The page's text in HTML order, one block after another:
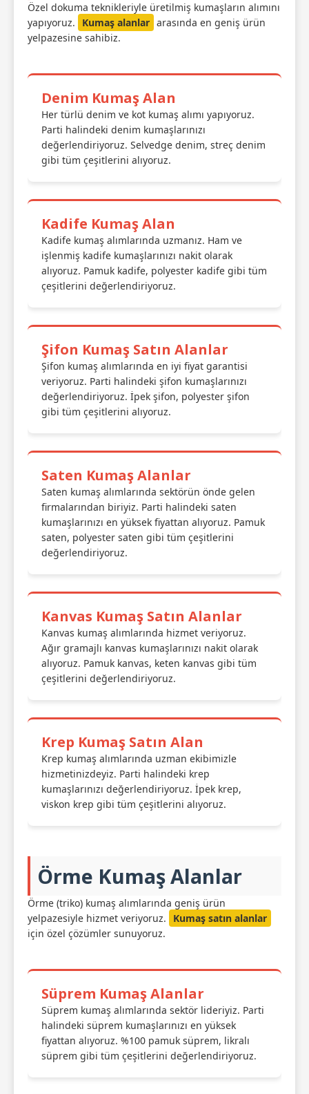
Özel dokuma teknikleriyle üretilmiş kumaşların alımını
yapıyoruz.
Kumaş alanlar arasında en geniş ürün
yelpazesine sahibiz.
Denim Kumaş Alan
Her türlü denim ve kot kumaş alımı yapıyoruz.
Parti halindeki denim kumaşlarınızı
değerlendiriyoruz. Selvedge denim, streç denim
gibi tüm çeşitlerini alıyoruz.
Kadife Kumaş Alan
Kadife kumaş alımlarında uzmanız. Ham ve
işlenmiş kadife kumaşlarınızı nakit olarak
alıyoruz. Pamuk kadife, polyester kadife gibi tüm
çeşitlerini değerlendiriyoruz.
Şifon Kumaş Satın Alanlar
Şifon kumaş alımlarında en iyi fiyat garantisi
veriyoruz. Parti halindeki şifon kumaşlarınızı
değerlendiriyoruz. İpek şifon, polyester şifon
gibi tüm çeşitlerini alıyoruz.
Saten Kumaş Alanlar
Saten kumaş alımlarında sektörün önde gelen
firmalarından biriyiz. Parti halindeki saten
kumaşlarınızı en yüksek fiyattan alıyoruz. Pamuk
saten, polyester saten gibi tüm çeşitlerini
değerlendiriyoruz.
Kanvas Kumaş Satın Alanlar
Kanvas kumaş alımlarında hizmet veriyoruz.
Ağır gramajlı kanvas kumaşlarınızı nakit olarak
alıyoruz. Pamuk kanvas, keten kanvas gibi tüm
çeşitlerini değerlendiriyoruz.
Krep Kumaş Satın Alan
Krep kumaş alımlarında uzman ekibimizle
hizmetinizdeyiz. Parti halindeki krep
kumaşlarınızı değerlendiriyoruz. İpek krep,
viskon krep gibi tüm çeşitlerini alıyoruz.
Örme Kumaş Alanlar
Örme (triko) kumaş alımlarında geniş ürün
yelpazesiyle hizmet veriyoruz.
Kumaş satın alanlar
için özel çözümler sunuyoruz.
Süprem Kumaş Alanlar
Süprem kumaş alımlarında sektör lideriyiz. Parti
halindeki süprem kumaşlarınızı en yüksek
fiyattan alıyoruz. %100 pamuk süprem, likralı
süprem gibi tüm çeşitlerini değerlendiriyoruz.